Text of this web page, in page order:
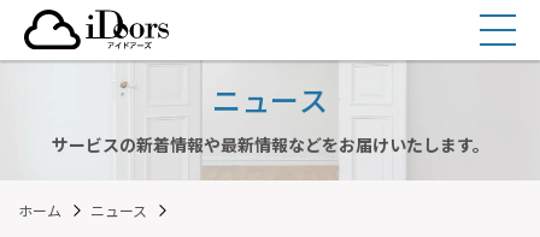
テ
ニュース
サービスの新着情報や最新情報などをお届けいたします。
ホーム ニュース